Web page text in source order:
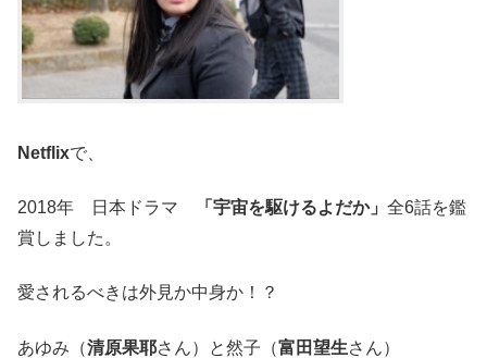
Netflixで、
2018年 日本ドラマ 「宇宙を駆けるよだか」 全6話を鑑
賞しました。
愛されるべきは外見か中身か！？
あゆみ（清原果耶さん）と然子（富田望生さん）